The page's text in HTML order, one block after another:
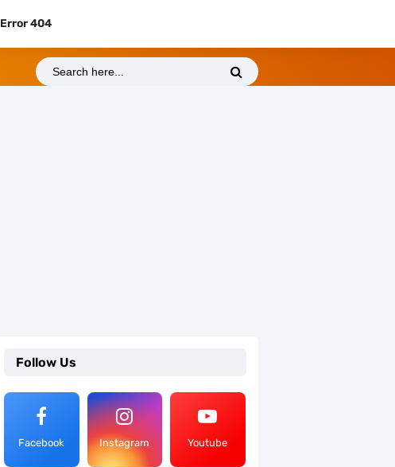
Error 404
Friday, 7 August
Follow Us
Facebook Instagram Youtube